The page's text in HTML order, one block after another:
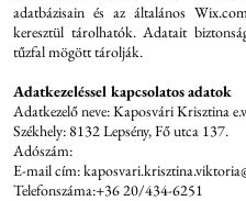
adatbázisain és az általános
keresztül tárolhatók. Adatait
tűzfal mögött tárolják.
Adatkezeléssel kapcsolatos adatok
Adatkezelő neve: Kaposvári Krisztina
Székhely: 8132 Lepsény, Fő utca 137.
Adószám:
E-mail cím:
Telefonszáma:+36 20/434-6251